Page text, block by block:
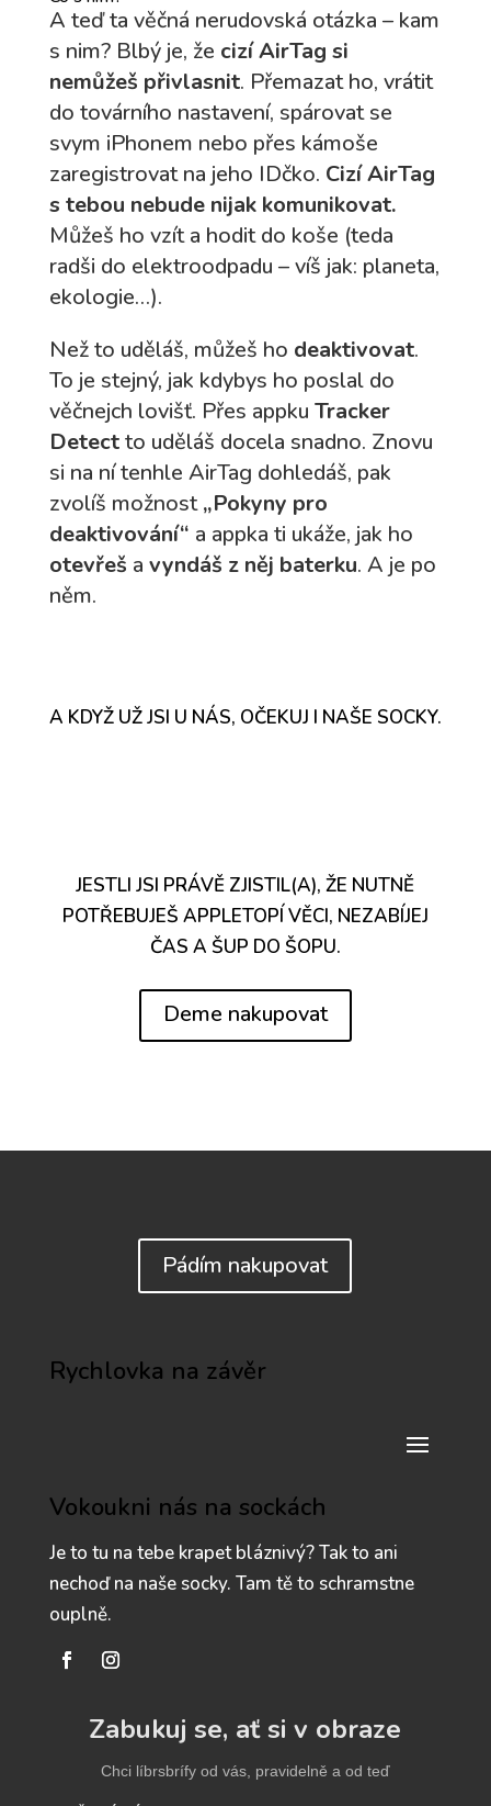
A teď ta věčná nerudovská otázka – kam
s nim? Blbý je, že cizí AirTag si
nemůžeš přivlasnit. Přemazat ho, vrátit
do továrního nastavení, spárovat se
svym iPhonem nebo přes kámoše
zaregistrovat na jeho IDčko. Cizí AirTag
s tebou nebude nijak komunikovat.
Můžeš ho vzít a hodit do koše (teda
radši do elektroodpadu – víš jak: planeta,
ekologie…).
Než to uděláš, můžeš ho deaktivovat.
To je stejný, jak kdybys ho poslal do
věčnejch lovišť. Přes appku Tracker
Detectto uděláš docela snadno. Znovu
si na ní tenhle AirTag dohledáš, pak
zvolíš možnost„Pokyny pro
deaktivování“ a appka ti ukáže, jak ho
otevřeš a vyndáš z něj baterku. A je po
něm.
A KDYŽ UŽ JSI U NÁS, OČEKUJ I NAŠE SOCKY.
JESTLI JSI PRÁVĚ ZJISTIL(A), ŽE NUTNĚ
POTŘEBUJEŠ APPLETOPÍ VĚCI, NEZABÍJEJ
ČAS A ŠUP DO ŠOPU.
Deme nakupovat
Pádím nakupovat
Rychlovka na závěr
Vokoukni nás na sockách
Je to tu na tebe krapet bláznivý? Tak to ani
nechoď na naše socky. Tam tě to schramstne
ouplně.
Zabukuj se, ať si v obraze
Chci líbrsbrífy od vás, pravidelně a od teď